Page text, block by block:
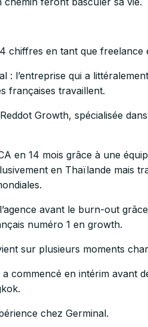
4 chiffres en tant que
: l’entreprise qui a
françaises travaillent.
Reddot Growth, spécialisée
en 14 mois grâce à une
en Thaïlande mais
l’agence avant le burn-out
numéro 1 en growth.
sur plusieurs moments
commencé en intérim avant
chez Germinal.